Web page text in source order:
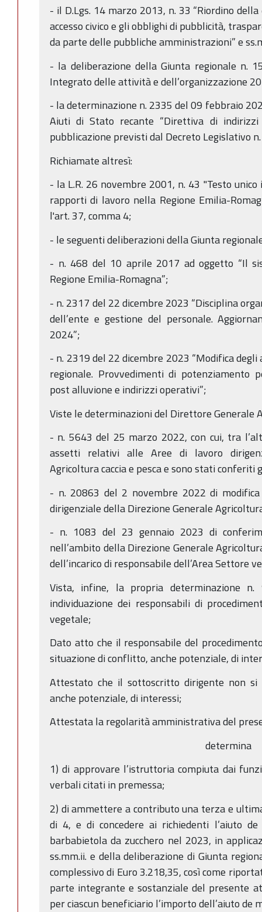
- il D.Lgs. 14 marzo 2013, n. 33 “Riordino
accesso civico e gli obblighi di pubblicità,
da parte delle pubbliche amministrazioni” e
- la deliberazione della Giunta regionale n.
Integrato delle attività e dell’organizzazione
- la determinazione n. 2335 del 09 febbraio
Aiuti di Stato recante “Direttiva di
pubblicazione previsti dal Decreto Legislativo
Richiamate altresì:
- la L.R. 26 novembre 2001, n. 43 "Testo
rapporti di lavoro nella Regione Emilia-
l'art. 37, comma 4;
- le seguenti deliberazioni della Giunta
- n. 468 del 10 aprile 2017 ad oggetto “Il
Regione Emilia-Romagna”;
- n. 2317 del 22 dicembre 2023 “Disciplina
dell’ente e gestione del personale.
2024”;
- n. 2319 del 22 dicembre 2023 “Modifica
regionale. Provvedimenti di
post alluvione e indirizzi operativi”;
Viste le determinazioni del Direttore Generale
- n. 5643 del 25 marzo 2022, con cui, tra
assetti relativi alle Aree di lavoro
Agricoltura caccia e pesca e sono stati conferiti
- n. 20863 del 2 novembre 2022 di
dirigenziale della Direzione Generale
- n. 1083 del 23 gennaio 2023 di
nell’ambito della Direzione Generale
dell’incarico di responsabile dell’Area Settore
Vista, infine, la propria determinazione
individuazione dei responsabili di
vegetale;
Dato atto che il responsabile del
situazione di conflitto, anche potenziale, di
Attestato che il sottoscritto dirigente non
anche potenziale, di interessi;
Attestata la regolarità amministrativa del
determina
1) di approvare l’istruttoria compiuta dai
verbali citati in premessa;
2) di ammettere a contributo una terza e
di 4, e di concedere ai richiedenti l’aiuto
barbabietola da zucchero nel 2023, in
ss.mm.ii. e della deliberazione di Giunta
complessivo di Euro 3.218,35, così come
parte integrante e sostanziale del presente
per ciascun beneficiario l’importo dell’aiuto de